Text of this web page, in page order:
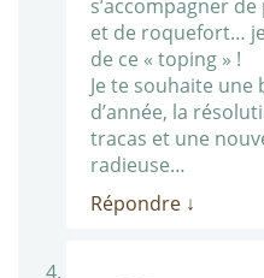
s’accompagner de
et de roquefort…
de ce « toping » !
Je te souhaite une
d’année, la
tracas et une
radieuse…
Répondre ↓